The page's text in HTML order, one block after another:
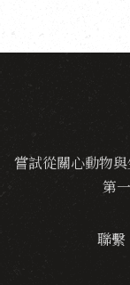
嘗試從關心動物
第
聯